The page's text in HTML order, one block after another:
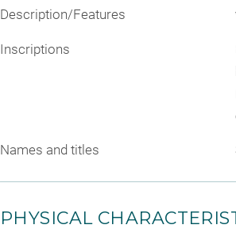
Description/Features
Inscriptions
Names and titles
PHYSICAL